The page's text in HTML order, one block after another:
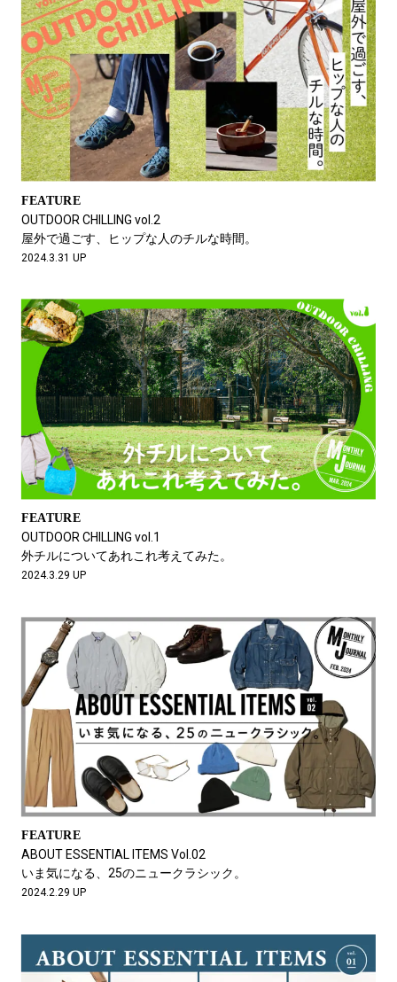
FEATURE
OUTDOOR CHILLING vol.2
屋外で過ごす、ヒップな人のチルな時間。
2024.3.31 UP
FEATURE
OUTDOOR CHILLING vol.1
外チルについてあれこれ考えてみた。
2024.3.29 UP
FEATURE
ABOUT ESSENTIAL ITEMS Vol.02
いま気になる、25のニュークラシック。
2024.2.29 UP